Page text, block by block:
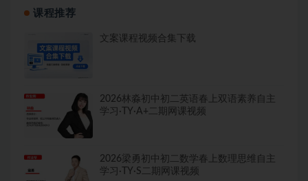
课程推荐
文案课程视频合集下载
2026林淼初中初二英语春上双语素养自主
学习·TY·A+二期网课视频
2026梁勇初中初二数学春上数理思维自主
学习·TY·S二期网课视频